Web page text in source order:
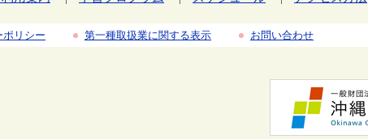
ポリシー 第一種取扱業に関する表示 お問い合わせ